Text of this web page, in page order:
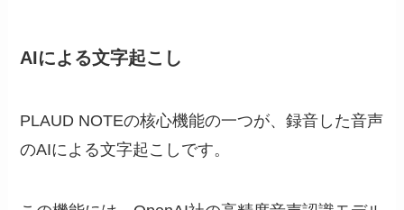
AIによる文字起こし
PLAUD NOTEの核心機能の一つが、録音した音声
のAIによる文字起こしです。